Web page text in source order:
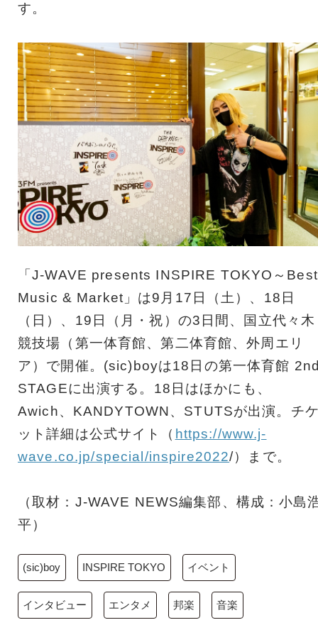
す。
「J-WAVE presents INSPIRE TOKYO～Best
Music & Market」は9月17日（土）、18日
（日）、19日（月・祝）の3日間、国立代々木
競技場（第一体育館、第二体育館、外周エリ
ア）で開催。(sic)boyは18日の第一体育館
STAGEに出演する。18日はほかにも、
Awich、KANDYTOWN、STUTSが出演。チ
ット詳細は公式サイト（ https://www.j-
wave.co.jp/special/inspire2022/）まで。
（取材：J-WAVE NEWS編集部、構成：小島
平）
(sic)boy INSPIRE TOKYO イベント
インタビュー エンタメ 邦楽 音楽